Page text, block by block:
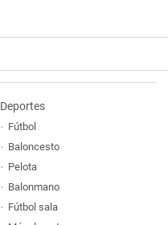
Deportes
Fútbol
Baloncesto
Pelota
Balonmano
Fútbol sala